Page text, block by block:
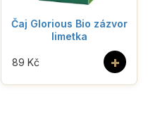
Čaj Glorious Bio zázvor
limetka
+
89 Kč